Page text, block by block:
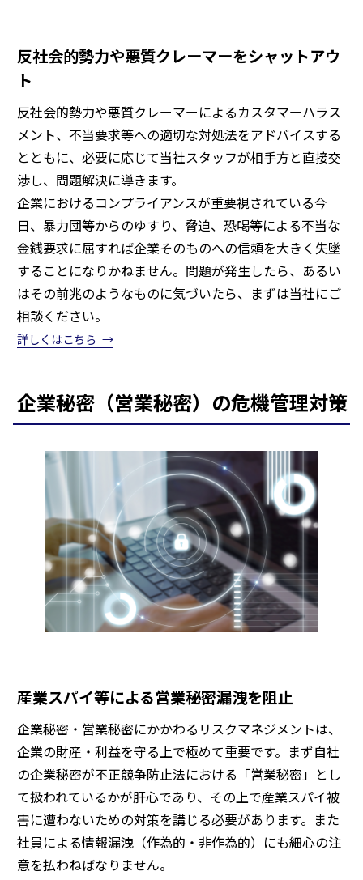
反社会的勢力や悪質クレーマーをシャットアウ
ト
反社会的勢力や悪質クレーマーによるカスタマーハラス
メント、不当要求等への適切な対処法をアドバイスする
とともに、必要に応じて当社スタッフが相手方と直接交
渉し、問題解決に導きます。
企業におけるコンプライアンスが重要視されている今
日、暴力団等からのゆすり、脅迫、恐喝等による不当な
金銭要求に屈すれば企業そのものへの信頼を大きく失墜
することになりかねません。問題が発生したら、あるい
はその前兆のようなものに気づいたら、まずは当社にご
相談ください。
詳しくはこちら
企業秘密（営業秘密）の危機管理対策
産業スパイ等による営業秘密漏洩を阻止
企業秘密・営業秘密にかかわるリスクマネジメントは、
企業の財産・利益を守る上で極めて重要です。まず自社
の企業秘密が不正競争防止法における「営業秘密」とし
て扱われているかが肝心であり、その上で産業スパイ被
害に遭わないための対策を講じる必要があります。また
社員による情報漏洩（作為的・非作為的）にも細心の注
意を払わねばなりません。